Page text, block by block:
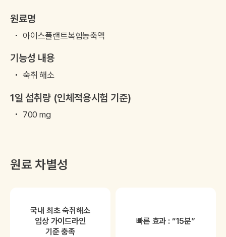
원료명
아이스플랜트복합농축액
기능성 내용
숙취 해소
1일 섭취량 (인체적용시험 기준)
700 mg
원료 차별성
국내 최초 숙취해소
임상 가이드라인
기준 충족
빠른 효과 : “15분”